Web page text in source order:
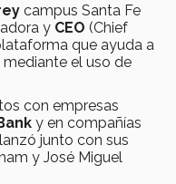
campus Santa Fe
y CEO (Chief
que ayuda a
el uso de
con empresas
y en compañías
junto con sus
y José Miguel